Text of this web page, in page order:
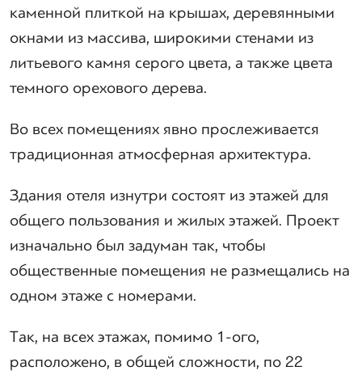
каменной плиткой на крышах, деревянными
окнами из массива, широкими стенами из
литьевого камня серого цвета, а также цвета
темного орехового дерева.
Во всех помещениях явно прослеживается
традиционная атмосферная архитектура.
Здания отеля изнутри состоят из этажей для
общего пользования и жилых этажей. Проект
изначально был задуман так, чтобы
общественные помещения не размещались на
одном этаже с номерами.
Так, на всех этажах, помимо 1-ого,
расположено, в общей сложности, по 22